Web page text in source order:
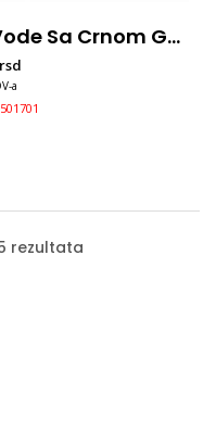
SURF Metalni Istiskivač Vode Sa Crnom Gumom 75cm
rsd
a
rezultata